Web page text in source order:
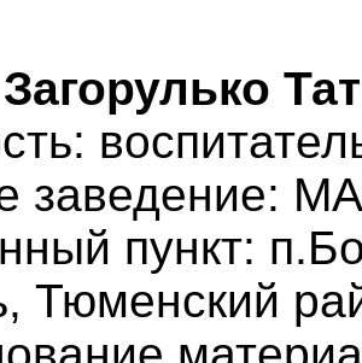
заведение:
пункт:
Тюменский